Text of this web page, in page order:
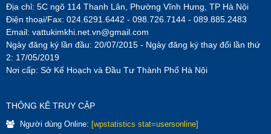
Địa chỉ: 5C ngõ 114 Thanh Lân, Phường Vĩnh Hưng, TP Hà Nội
Điện thoại/Fax: 024.6291.6442 - 098.726.7144 - 089.885.2483
Email: vattukimkhi.net.vn@gmail.com
Ngày đăng ký lần đầu: 20/07/2015 - Ngày đăng ký thay đổi lần thứ
2: 17/05/2019
Nơi cấp: Sở Kế Hoạch và Đầu Tư Thành Phố Hà Nội
THÔNG KÊ TRUY CẬP
Người dùng Online: [wpstatistics stat=usersonline]